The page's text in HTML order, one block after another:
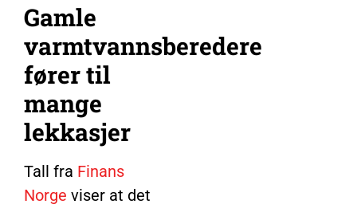
Gamle
varmtvannsberedere
fører til
mange
lekkasjer
Tall fra Finans
Norge viser at det